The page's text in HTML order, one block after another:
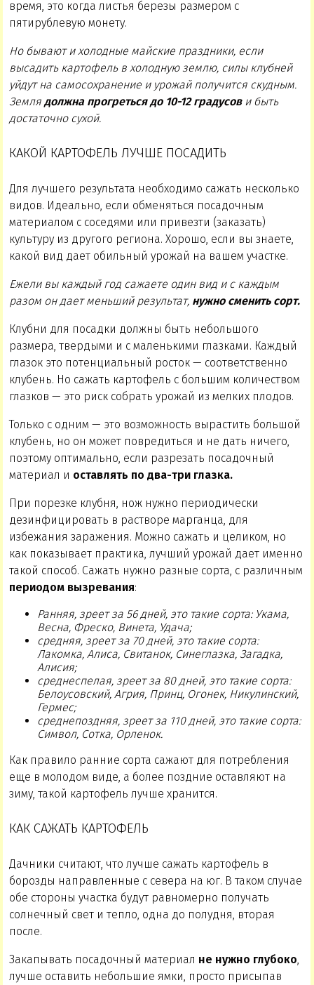
время, это когда листья березы размером с
пятирублевую монету.
Но бывают и холодные майские праздники, если
высадить картофель в холодную землю, силы клубней
уйдут на самосохранение и урожай получится скудным.
Землядолжна прогреться до 10-12 градусови быть
достаточно сухой.
КАКОЙ КАРТОФЕЛЬ ЛУЧШЕ ПОСАДИТЬ
Для лучшего результата необходимо сажать несколько
видов. Идеально, если обменяться посадочным
материалом с соседями или привезти (заказать)
культуру из другого региона. Хорошо, если вы знаете,
какой вид дает обильный урожай на вашем участке.
Ежели вы каждый год сажаете один вид и с каждым
разом он дает меньший результат, нужно сменить сорт.
Клубни для посадки должны быть небольшого
размера, твердыми и с маленькими глазками. Каждый
глазок это потенциальный росток — соответственно
клубень. Но сажать картофель с большим количеством
глазков — это риск собрать урожай из мелких плодов.
Только с одним — это возможность вырастить большой
клубень, но он может повредиться и не дать ничего,
поэтому оптимально, если разрезать посадочный
материал и оставлять по два-три глазка.
При порезке клубня, нож нужно периодически
дезинфицировать в растворе марганца, для
избежания заражения. Можно сажать и целиком, но
как показывает практика, лучший урожай дает именно
такой способ. Сажать нужно разные сорта, с различным
периодом вызревания:
Ранняя, зреет за 56 дней, это такие сорта: Укама,
Весна, Фреско, Винета, Удача;
средняя, зреет за 70 дней, это такие сорта:
Лакомка, Алиса, Свитанок, Синеглазка, Загадка,
Алисия;
среднеспелая, зреет за 80 дней, это такие сорта:
Белоусовский, Агрия, Принц, Огонек, Никулинский,
Гермес;
среднепоздняя, зреет за 110 дней, это такие сорта:
Символ, Сотка, Орленок.
Как правило ранние сорта сажают для потребления
еще в молодом виде, а более поздние оставляют на
зиму, такой картофель лучше хранится.
КАК САЖАТЬ КАРТОФЕЛЬ
Дачники считают, что лучше сажать картофель в
борозды направленные с севера на юг. В таком случае
обе стороны участка будут равномерно получать
солнечный свет и тепло, одна до полудня, вторая
после.
Закапывать посадочный материал не нужно глубоко
лучше оставить небольшие ямки, просто присыпав